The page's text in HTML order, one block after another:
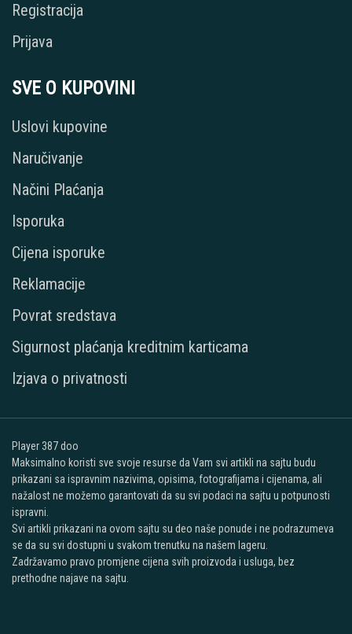
Registracija
Prijava
SVE O KUPOVINI
Uslovi kupovine
Naručivanje
Načini Plaćanja
Isporuka
Cijena isporuke
Reklamacije
Povrat sredstava
Sigurnost plaćanja kreditnim karticama
Izjava o privatnosti
Player 387 doo
Maksimalno koristi sve svoje resurse da Vam svi artikli na sajtu budu
prikazani sa ispravnim nazivima, opisima, fotografijama i cijenama, ali
nažalost ne možemo garantovati da su svi podaci na sajtu u potpunosti
ispravni.
Svi artikli prikazani na ovom sajtu su deo naše ponude i ne podrazumeva
se da su svi dostupni u svakom trenutku na našem lageru.
Zadržavamo pravo promjene cijena svih proizvoda i usluga, bez
prethodne najave na sajtu.